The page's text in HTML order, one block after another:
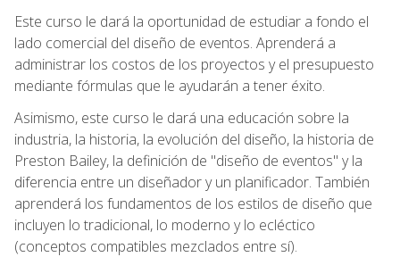
Este curso le dará la oportunidad de estudiar a fondo el
lado comercial del diseño de eventos. Aprenderá a
administrar los costos de los proyectos y el presupuesto
mediante fórmulas que le ayudarán a tener éxito.
Asimismo, este curso le dará una educación sobre la
industria, la historia, la evolución del diseño, la historia de
Preston Bailey, la definición de "diseño de eventos" y la
diferencia entre un diseñador y un planificador. También
aprenderá los fundamentos de los estilos de diseño que
incluyen lo tradicional, lo moderno y lo ecléctico
(conceptos compatibles mezclados entre sí).